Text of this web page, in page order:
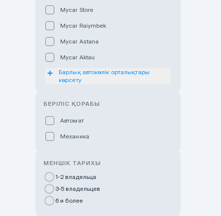
Mycar Store
Mycar Raiymbek
Mycar Astana
Mycar Aktau
Mycar Uralsk
Haval & Tank Pavlodar
Bavaria Almaty
Mycar Shymkent
Changan Auto Nurly Zhol
Барлық автокөлік орталықтары
көрсету
БЕРІЛІС ҚОРАБЫ
Автомат
Механика
МЕНШІК ТАРИХЫ
1-2 владельца
3-5 владельцев
6 и более